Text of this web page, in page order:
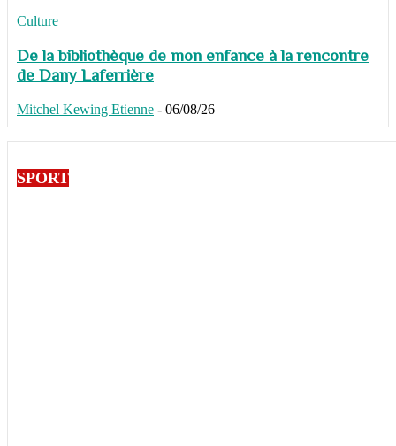
Culture
De la bibliothèque de mon enfance à la rencontre
de Dany Laferrière
Mitchel Kewing Etienne - 06/08/26
SPORT